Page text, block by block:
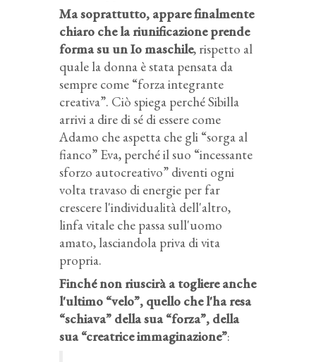
Ma soprattutto, appare finalmente
chiaro che la riunificazione prende
forma su un Io maschile, rispetto al
quale la donna è stata pensata da
sempre come “forza integrante
creativa”. Ciò spiega perché Sibilla
arrivi a dire di sé di essere come
Adamo che aspetta che gli “sorga al
fianco” Eva, perché il suo “incessante
sforzo autocreativo” diventi ogni
volta travaso di energie per far
crescere l'individualità dell'altro,
linfa vitale che passa sull'uomo
amato, lasciandola priva di vita
propria.
Finché non riuscirà a togliere anche
l'ultimo “velo”, quello che l'ha resa
“schiava” della sua “forza”, della
sua “creatrice immaginazione”: